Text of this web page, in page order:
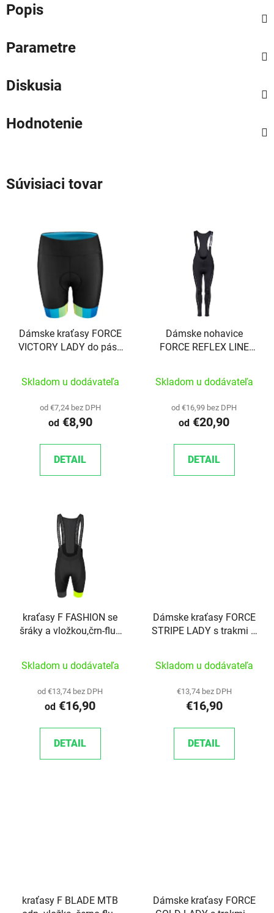
Popis
Parametre
Diskusia
Hodnotenie
Súvisiaci tovar
Dámske kraťasy FORCE
VICTORY LADY do pásu
Skladom u dodávateľa
od €7,24 bez DPH
od€8,90
DETAIL
Dámske nohavice
FORCE REFLEX LINE
Skladom u dodávateľa
od €16,99 bez DPH
od €20,90
DETAIL
kraťasy F FASHION se
šráky a vložkou,črn-fluo
Skladom u dodávateľa
od €13,74 bez DPH
od €16,90
DETAIL
Dámske kraťasy FORCE
STRIPE LADY s trakmi a
Skladom u dodávateľa
€13,74 bez DPH
€16,90
DETAIL
kraťasy F BLADE MTB
Dámske kraťasy FORCE